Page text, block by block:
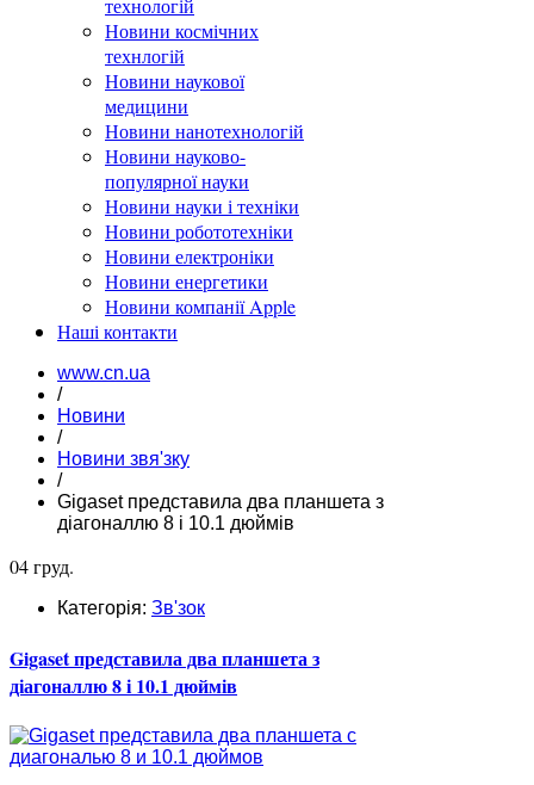
технологій
Новини космічних
технлогій
Новини наукової
медицини
Новини нанотехнологій
Новини науково-
популярної науки
Новини науки і техніки
Новини робототехніки
Новини електроніки
Новини енергетики
Новини компанії Apple
Наші контакти
www.cn.ua
/
Новини
/
Новини звя'зку
/
Gigaset представила два планшета з
діагоналлю 8 і 10.1 дюймів
04 груд.
Категорія: Зв'зок
Gigaset представила два планшета з
діагоналлю 8 і 10.1 дюймів